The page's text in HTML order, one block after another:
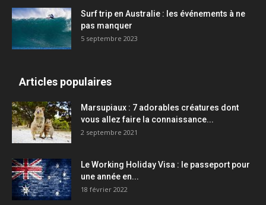
Surf trip en Australie : les événements à ne
pas manquer
5 septembre 2023
Articles populaires
Marsupiaux : 7 adorables créatures dont
vous allez faire la connaissance...
2 septembre 2021
Le Working Holiday Visa : le passeport pour
une année en...
18 février 2022